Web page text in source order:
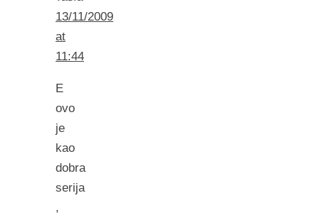
13/11/2009
at
11:44
E
ovo
je
kao
dobra
serija
,